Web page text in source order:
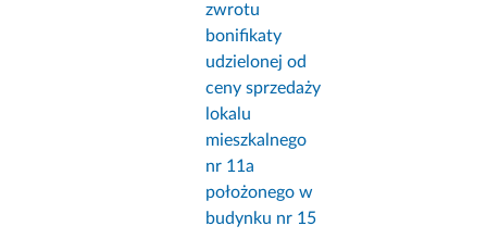
zwrotu
bonifikaty
udzielonej od
ceny sprzedaży
lokalu
mieszkalnego
nr 11a
położonego w
budynku nr 15